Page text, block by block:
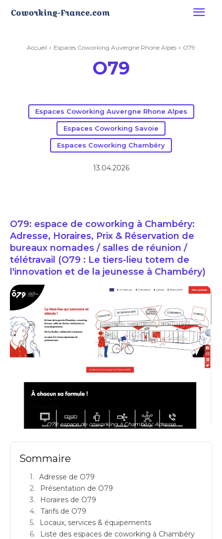
Accueil Espaces Coworking Auvergne Rhone Alpes O79
O79
Espaces Coworking Auvergne Rhone Alpes
Espaces Coworking Savoie
Espaces Coworking Chambéry
13.04.2026
O79: espace de coworking à Chambéry:
Adresse, Horaires, Prix & Réservation de
bureaux nomades / salles de réunion /
télétravail (O79 : Le tiers-lieu totem de
l'innovation et de la jeunesse à Chambéry)
O79: espace de coworking à Chambéry: Adresse
Sommaire
Adresse de O79
Présentation de O79
Horaires de O79
Tarifs de O79
Locaux, services & équipements
Liste des espaces de coworking à Chambéry